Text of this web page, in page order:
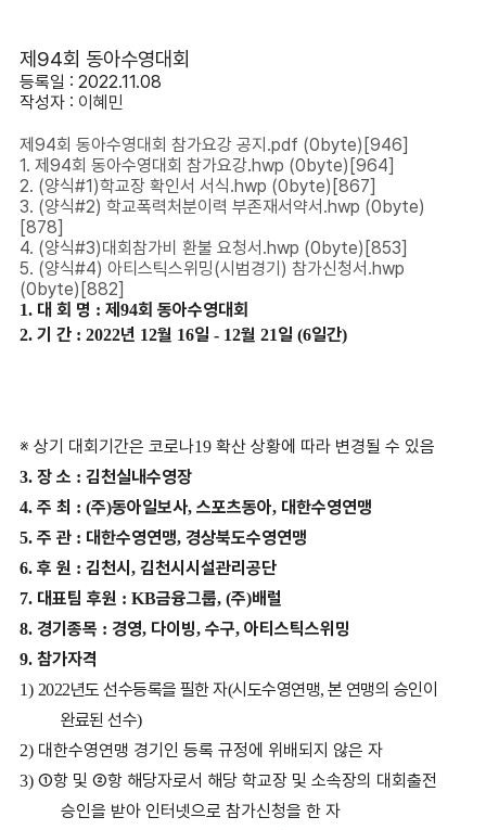
제94회 동아수영대회
등록일 : 2022.11.08
작성자 : 이혜민
제94회 동아수영대회 참가요강 공지.pdf (0byte) [946]
1. 제94회 동아수영대회 참가요강.hwp (0byte) [964]
2. (양식#1)학교장 확인서 서식.hwp (0byte) [867]
3. (양식#2) 학교폭력처분이력 부존재서약서.hwp (0byte)
[878]
4. (양식#3)대회참가비 환불 요청서.hwp (0byte) [853]
5. (양식#4) 아티스틱스위밍(시범경기) 참가신청서.hwp
(0byte) [882]
1. 대 회 명 : 제 94회 동아수영대회
2. 기 간 : 2022년 12월 16일 - 12월 21일 (6일간)
※ 상기 대회기간은 코로나19 확산 상황에 따라 변경될 수 있음
3. 장 소 : 김천실내수영장
4. 주 최 : (주)동아일보사, 스포츠동아, 대한수영연맹
5. 주 관 : 대한수영연맹, 경상북도수영연맹
6. 후 원 : 김천시 , 김천시시설관리공단
7. 대표팀 후원 : KB금융그룹, (주)배럴
8. 경기종목 : 경영, 다이빙, 수구, 아티스틱스위밍
9. 참가자격
1) 2022년도 선수등록을 필한 자(시도수영연맹,본 연맹의 승인이
완료된 선수)
2) 대한수영연맹 경기인 등록 규정에 위배되지 않은 자
3) ①항 및 ②항 해당자로서 해당 학교장 및 소속장의 대회출전
승인을 받아 인터넷으로 참가신청을 한 자